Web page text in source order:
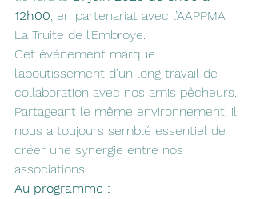
12h00, en partenariat avec l’AAPPMA
La Truite de l’Embroye.
Cet événement marque
l’aboutissement d’un long travail de
collaboration avec nos amis pêcheurs.
Partageant le même environnement, il
nous a toujours semblé essentiel de
créer une synergie entre nos
associations.
Au programme :